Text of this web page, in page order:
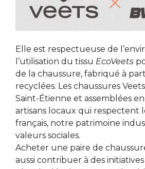
Elle est respectueuse de
l’utilisation du tissu EcoVeets
de la chaussure, fabriqué à
recyclées. Les chaussures
Saint-Étienne et assemblées
artisans locaux qui respectent
français, notre patrimoine
valeurs sociales.
Acheter une paire de
aussi contribuer à des